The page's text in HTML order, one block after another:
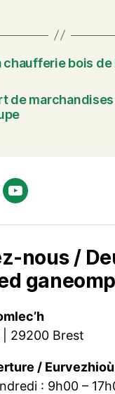
chaufferie bois
de marchandises
Youtube
nous /
ganeomp
| 29200 Brest
/
: 9h00 –